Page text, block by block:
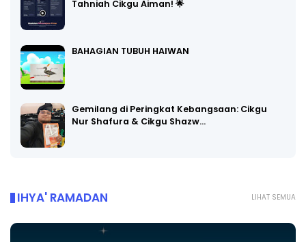
Tahniah Cikgu Aiman! 🌟
BAHAGIAN TUBUH HAIWAN
Gemilang di Peringkat Kebangsaan: Cikgu
Nur Shafura & Cikgu Shazw…
LIHAT SEMUA
IHYA' RAMADAN